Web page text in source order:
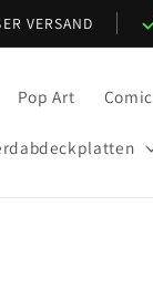
VERSAND
Pop Art Comic